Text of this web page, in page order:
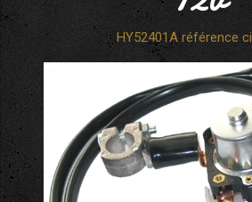
HY52401A référence